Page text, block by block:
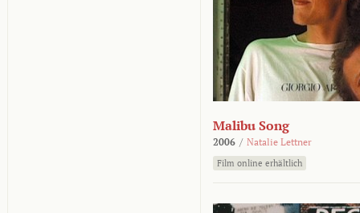
Malibu Song
2006 / Natalie Lettner
Film online erhältlich